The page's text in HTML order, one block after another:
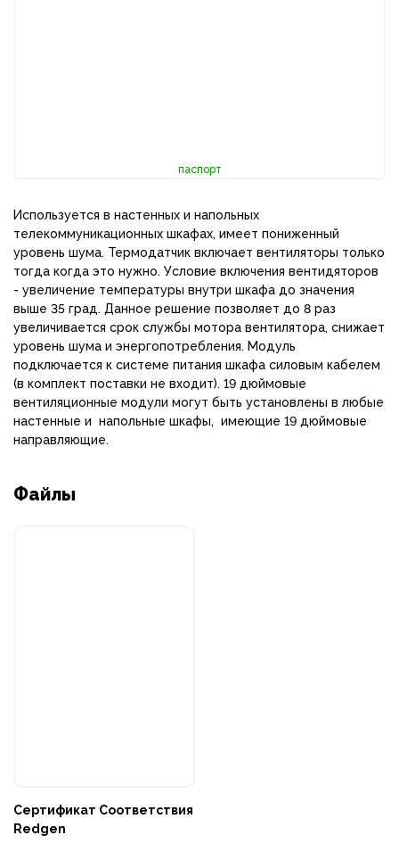
паспорт
Используется в настенных и напольных
телекоммуникационных шкафах, имеет пониженный
уровень шума. Термодатчик включает вентиляторы только
тогда когда это нужно. Условие включения вентидяторов
- увеличение температуры внутри шкафа до значения
выше 35 град. Данное решение позволяет до 8 раз
увеличивается срок службы мотора вентилятора, снижает
уровень шума и энергопотребления. Модуль
подключается к системе питания шкафа силовым кабелем
(в комплект поставки не входит). 19 дюймовые
вентиляционные модули могут быть установлены в любые
настенные и напольные шкафы, имеющие 19 дюймовые
направляющие.
Файлы
Сертификат Соответствия
Redgen